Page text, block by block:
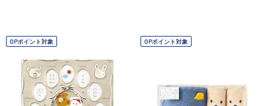
OPポイント対象 OPポイント対象